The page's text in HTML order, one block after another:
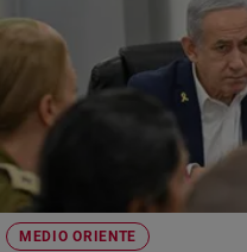
MEDIO ORIENTE